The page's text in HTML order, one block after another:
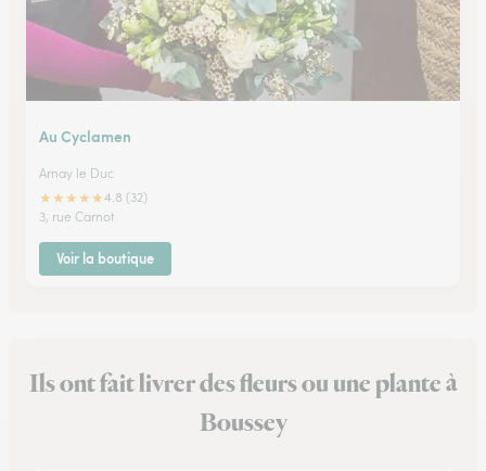
Au Cyclamen
Arnay le Duc
★★★★★4.8 (32)
3, rue Carnot
Voir la boutique
Ils ont fait livrer des fleurs ou une plante à
Boussey